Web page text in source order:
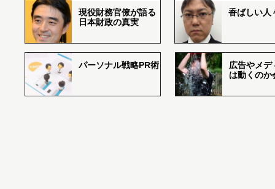
現役財務官僚が語る
日本財政の真実
香ばしい
パーソナル戦略PR術
広告やメデ
は動くのか